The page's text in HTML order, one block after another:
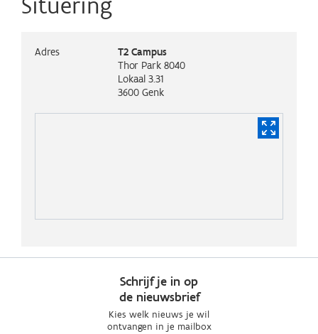
Adres
T2 Campus
Thor Park 8040
Lokaal 3.31
3600 Genk
Schrijf je in op
de nieuwsbrief
Kies welk nieuws je wil
ontvangen in je mailbox